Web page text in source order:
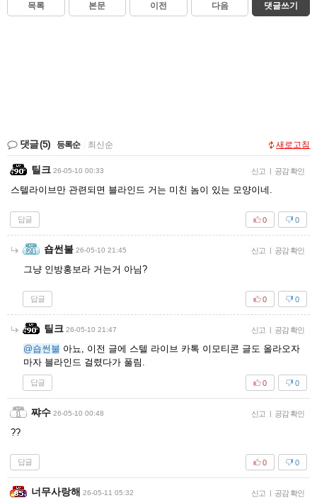
목록 본문 이전 다음 댓글쓰기
댓글(5) 등록순 최신순 새로고침
틸크 26-05-10 00:33 신고 | 공감 확인
스텔라이브만 관련되면 블라인드 거는 미친 놈이 있는 모양이네.
답글 0
0
숍썬불 26-05-10 21:45 신고 | 공감 확인
그냥 인방홍보라 거는거 아님?
답글 0
0
틸크 26-05-10 21:47 신고 | 공감 확인
@숍썬불 아뇨, 이전 글에 스텔 라이브 카톡 이모티콘 글도 올라오자
마자 블라인드 걸렸다가 풀림.
답글 0
0
쨔수 26-05-10 00:48 신고 | 공감 확인
??
답글 0
0
너무사랑해 26-05-11 05:32 신고 | 공감 확인